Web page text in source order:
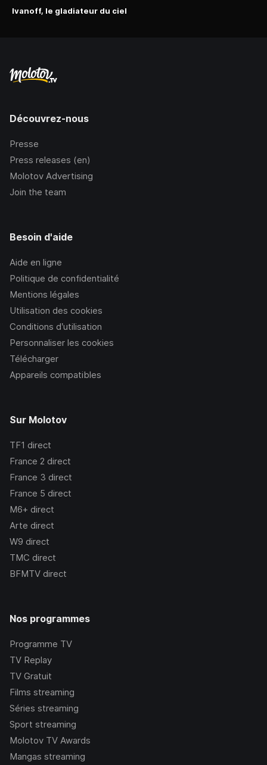
Ivanoff, le gladiateur du ciel
Découvrez-nous
Presse
Press releases (en)
Molotov Advertising
Join the team
Besoin d'aide
Aide en ligne
Politique de confidentialité
Mentions légales
Utilisation des cookies
Conditions d’utilisation
Personnaliser les cookies
Télécharger
Appareils compatibles
Sur Molotov
TF1 direct
France 2 direct
France 3 direct
France 5 direct
M6+ direct
Arte direct
W9 direct
TMC direct
BFMTV direct
Nos programmes
Programme TV
TV Replay
TV Gratuit
Films streaming
Séries streaming
Sport streaming
Molotov TV Awards
Mangas streaming